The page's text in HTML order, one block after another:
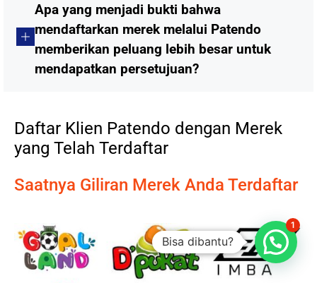
Apa yang menjadi bukti bahwa
mendaftarkan merek melalui Patendo
memberikan peluang lebih besar untuk
mendapatkan persetujuan?
Daftar Klien Patendo dengan Merek
yang Telah Terdaftar
Saatnya Giliran Merek Anda Terdaftar
Bisa dibantu?
1